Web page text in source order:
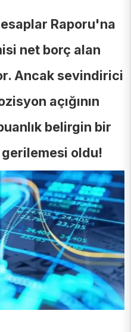
Raporu'na
net borç alan
Ancak sevindirici
açığının
belirgin bir
oldu!